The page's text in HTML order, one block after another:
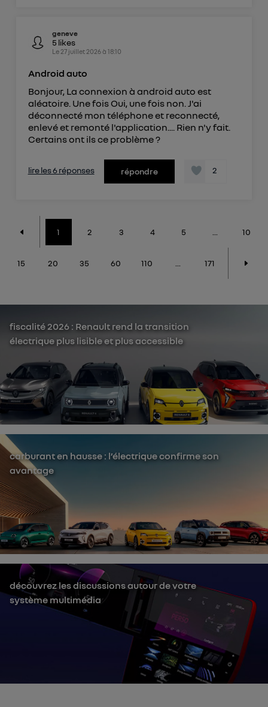
geneve
5 likes
Le 27 juillet 2026à 18:10
Android auto
Bonjour, La connexion à android auto est
aléatoire. Une fois Oui, une fois non. J'ai
déconnecté mon téléphone et reconnecté,
enlevé et remonté l'application.... Rien n'y fait.
Certains ont ils ce problème ?
lire les 6 réponses répondre 2
1 2 3 4 5 10
15 20 35 60 110 171
fiscalité 2026 : Renault rend la transition
électrique plus lisible et plus accessible
carburant en hausse : l’électrique confirme son
avantage
découvrez les discussions autour de votre
système multimédia